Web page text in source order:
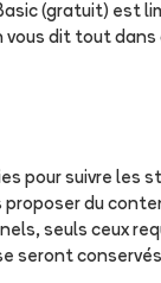
(gratuit) est
vous dit tout
pour suivre les
du
seuls ceux
seront